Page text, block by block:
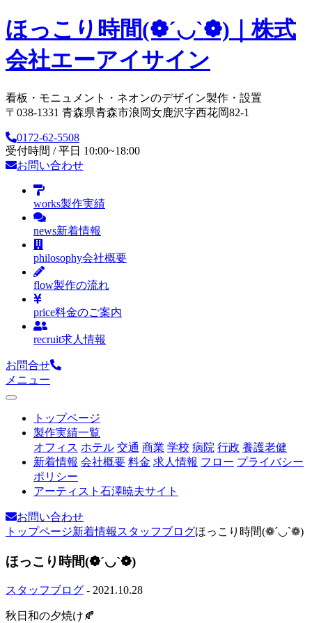
ほっこり時間(❁´◡`❁)｜株式
会社エーアイサイン
看板・モニュメント・ネオンのデザイン製作・設置
〒038-1331 青森県青森市浪岡女鹿沢字西花岡82-1
0172-62-5508
受付時間 / 平日 10:00~18:00
お問い合わせ
works製作実績
news新着情報
philosophy会社概要
flow製作の流れ
price料金のご案内
recruit求人情報
お問合せ
メニュー
トップページ
製作実績一覧
オフィス ホテル 交通 商業 学校 病院 行政 養護老健
新着情報 会社概要 料金 求人情報 フロー プライバシー
ポリシー
アーティスト石澤暁夫サイト
お問い合わせ
トップページ新着情報 スタッフブログほっこり時間(❁´◡`❁)
ほっこり時間(❁´◡`❁)
スタッフブログ - 2021.10.28
秋日和の夕焼け🍂